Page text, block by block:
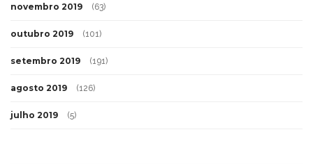
novembro 2019 (63)
outubro 2019 (101)
setembro 2019 (191)
agosto 2019 (126)
julho 2019 (5)